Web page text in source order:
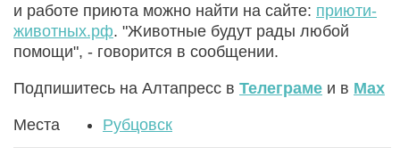
и работе приюта можно найти на сайте: приюти-
животных.рф. "Животные будут рады любой
помощи", - говорится в сообщении.
Подпишитесь на Алтапресс в Телеграме и в Max
Места Рубцовск